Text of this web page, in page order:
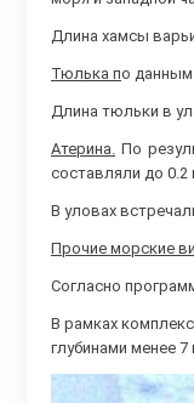
Длина хамсы
Тюлька по данным
Длина тюльки в
Атерина. По
составляли до 0.2
В уловах
Прочие морские
Согласно
В рамках
глубинами менее